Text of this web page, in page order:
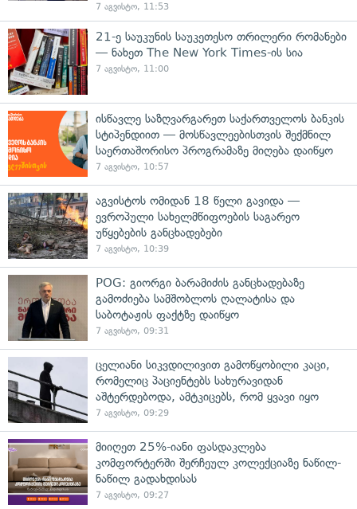
7 აგვისტო, 11:53
21-ე საუკუნის საუკეთესო თრილერი რომანები
— ნახეთ The New York Times-ის სია
7 აგვისტო, 11:00
ისწავლე საზღვარგარეთ საქართველოს ბანკის
სტიპენდიით — მოსწავლეებისთვის შექმნილ
საერთაშორისო პროგრამაზე მიღება დაიწყო
7 აგვისტო, 10:57
აგვისტოს ომიდან 18 წელი გავიდა —
ევროპული სახელმწიფოების საგარეო
უწყებების განცხადებები
7 აგვისტო, 10:39
POG: გიორგი ბარამიძის განცხადებაზე
გამოძიება სამშობლოს ღალატისა და
საბოტაჟის ფაქტზე დაიწყო
7 აგვისტო, 09:31
ცელიანი სიკვდილივით გამოწყობილი კაცი,
რომელიც პაციენტებს სახურავიდან
აშტერდებოდა, ამტკიცებს, რომ ყვავი იყო
7 აგვისტო, 09:29
მიიღეთ 25%-იანი ფასდაკლება
კომფორტერში შერჩეულ კოლექციაზე ნაწილ-
ნაწილ გადახდისას
7 აგვისტო, 09:27